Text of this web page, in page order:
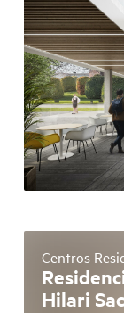
Centros
Hilari